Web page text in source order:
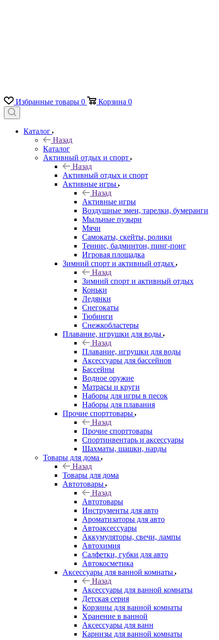
Избранные товары 0 Корзина 0
Каталог
Назад
Каталог
Активный отдых и спорт
Назад
Активный отдых и спорт
Активные игры
Назад
Активные игры
Воздушные змеи, тарелки, бумеранги
Мыльные пузыри
Мячи
Самокаты, скейты, ролики
Теннис, бадминтон, пинг-понг
Игровая площадка
Зимний спорт и активный отдых
Назад
Зимний спорт и активный отдых
Коньки
Ледянки
Снегокаты
Тюбинги
Снежкобластеры
Плавание, игрушки для воды
Назад
Плавание, игрушки для воды
Аксессуары для бассейнов
Бассейны
Водное оружие
Матрасы и круги
Наборы для игры в песок
Наборы для плавания
Прочие спорттовары
Назад
Прочие спорттовары
Спортинвентарь и аксессуары
Шахматы, шашки, нарды
Товары для дома
Назад
Товары для дома
Автотовары
Назад
Автотовары
Инструменты для авто
Ароматизаторы для авто
Автоаксессуары
Аккумуляторы, свечи, лампы
Автохимия
Салфетки, губки для авто
Автокосметика
Аксессуары для ванной комнаты
Назад
Аксессуары для ванной комнаты
Детская серия
Корзины для ванной комнаты
Хранение в ванной
Аксессуары для ванн
Карнизы для ванной комнаты